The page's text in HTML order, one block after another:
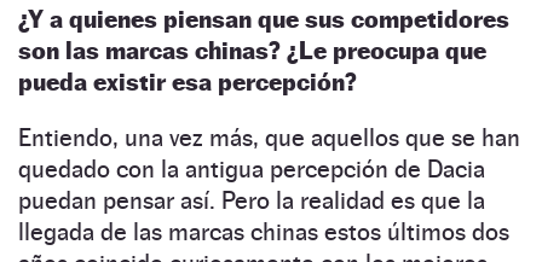
¿Y a quienes piensan que sus competidores
son las marcas chinas? ¿Le preocupa que
pueda existir esa percepción?
Entiendo, una vez más, que aquellos que se han
quedado con la antigua percepción de Dacia
puedan pensar así. Pero la realidad es que la
llegada de las marcas chinas estos últimos dos